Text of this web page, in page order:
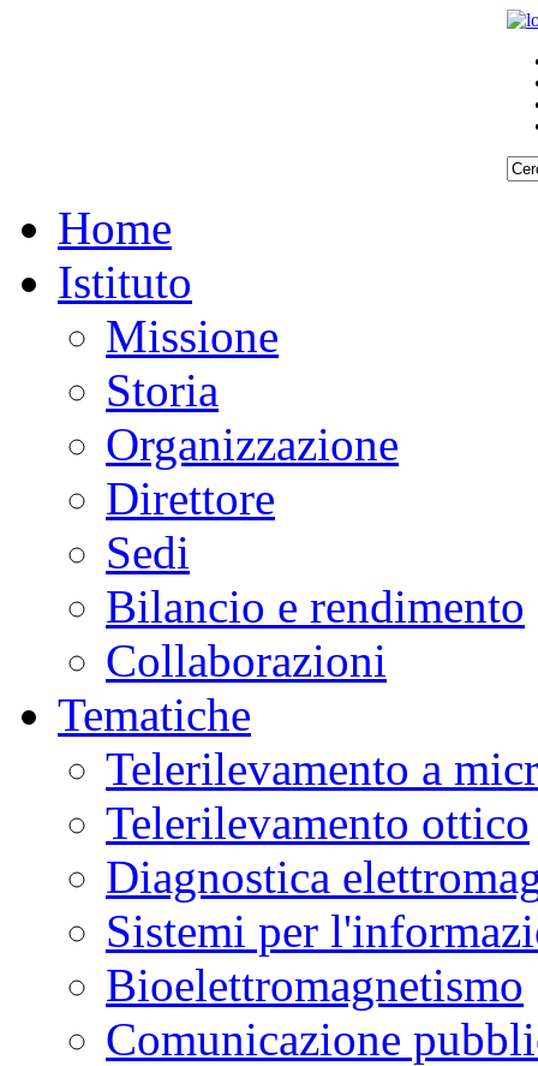
Home
Istituto
Missione
Storia
Organizzazione
Direttore
Sedi
Bilancio e rendimento
Collaborazioni
Tematiche
Telerilevamento a
Telerilevamento ottico
Diagnostica
Sistemi per
Bioelettromagnetismo
Comunicazione